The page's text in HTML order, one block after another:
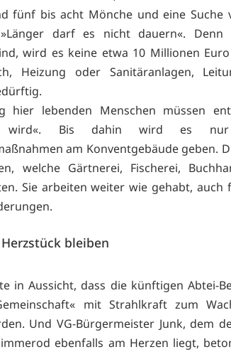
fünf bis acht Mönche und eine Suche
darf es nicht dauern«. Denn
wird es keine etwa 10 Millionen
Heizung oder Sanitäranlagen,
hier lebenden Menschen müssen
wird«. Bis dahin wird es nur
am Konventgebäude geben.
welche Gärtnerei, Fischerei,
Sie arbeiten weiter wie gehabt,
bleiben
in Aussicht, dass die künftigen Abtei-
mit Strahlkraft zum
Und VG-Bürgermeister Junk, dem
ebenfalls am Herzen liegt,